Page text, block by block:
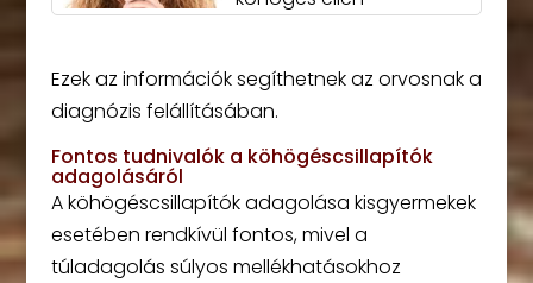
Ezek az információk segíthetnek az orvosnak a
diagnózis felállításában.
Fontos tudnivalók a köhögéscsillapítók
adagolásáról
A köhögéscsillapítók adagolása kisgyermekek
esetében rendkívül fontos, mivel a
túladagolás súlyos mellékhatásokhoz